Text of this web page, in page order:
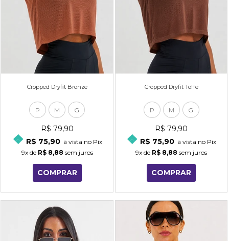
Cropped Dryfit Bronze
P M G
R$ 79,90
R$ 75,90 à vista no Pix
9xde R$ 8,88 sem juros
COMPRAR
Cropped Dryfit Toffe
P M G
R$ 79,90
R$ 75,90 à vista no Pix
9x de R$ 8,88 sem juros
COMPRAR